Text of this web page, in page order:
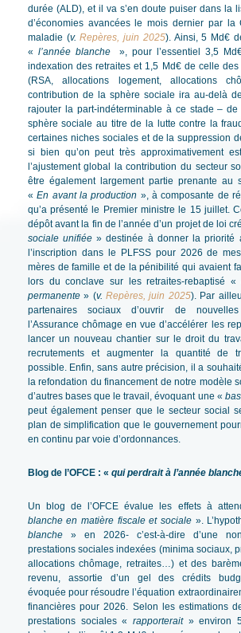
durée (ALD), et il va s’en doute puiser dans la
d’économies avancées le mois dernier par la
maladie (v.Repères, juin 2025). Ainsi, 5 Md€
« l’année blanche», pour l’essentiel 3,5
indexation des retraites et 1,5 Md€ de celle
(RSA, allocations logement, allocations
contribution de la sphère sociale ira au-delà
rajouter la part-indéterminable à ce stade –
sphère sociale au titre de la lutte contre la
certaines niches sociales et de la suppression
si bien qu’on peut très approximativement
l’ajustement global la contribution du secteur
être également largement partie prenante au
«En avant la production », à composante de
qu’a présenté le Premier ministre le 15 juillet.
dépôt avant la fin de l’année d’un projet de loi
sociale unifiée » destinée à donner la priorité
l’inscription dans le PLFSS pour 2026 de
mères de famille et de la pénibilité qui avaient
lors du conclave sur les retraites-rebaptisé «
permanente» (v.Repères, juin 2025). Par
partenaires sociaux d’ouvrir de
l’Assurance chômage en vue d’accélérer les
lancer un nouveau chantier sur le droit du
recrutements et augmenter la quantité de
possible. Enfin, sans autre précision, il a
la refondation du financement de notre modèle
d’autres bases que le travail, évoquant une «
peut également penser que le secteur social
plan de simplification que le gouvernement
en continu par voie d’ordonnances.
Blog de l’OFCE : « qui perdrait à l’année
Un blog de l’OFCE évalue les effets à
blanche en matière fiscale et sociale ».
blanche» en 2026- c’est-à-dire d’une
prestations sociales indexées (minima sociaux,
allocations chômage, retraites…) et des
revenu, assortie d’un gel des crédits
évoquée pour résoudre l’équation
financières pour 2026. Selon les estimations
prestations sociales « rapporterait» environ